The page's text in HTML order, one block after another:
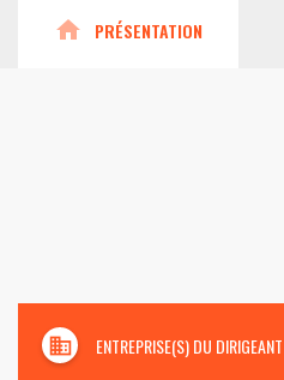
home PRÉSENTATION
domain ENTREPRISE(S) DU DIRIGEANT